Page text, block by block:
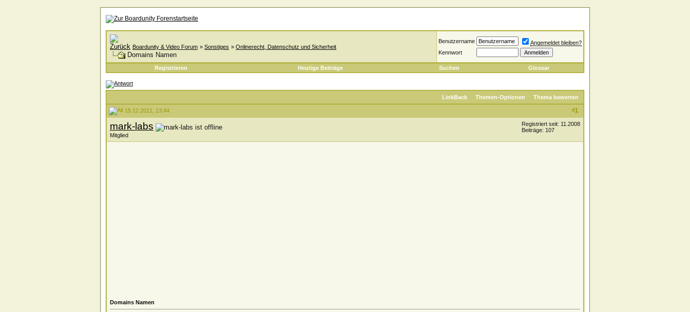
Boardunity & Video Forum » Sonstiges » Onlinerecht, Datenschutz und Sicherheit
Domains Namen
Benutzername
Angemeldet bleiben?
Kennwort
Registrieren Heutige Beiträge Suchen Glossar
LinkBack Themen-Optionen Thema bewerten
#1
15.12.2011, 13:44
mark-labs
Mitglied
Registriert seit: 11.2008
Beiträge: 107
Domains Namen